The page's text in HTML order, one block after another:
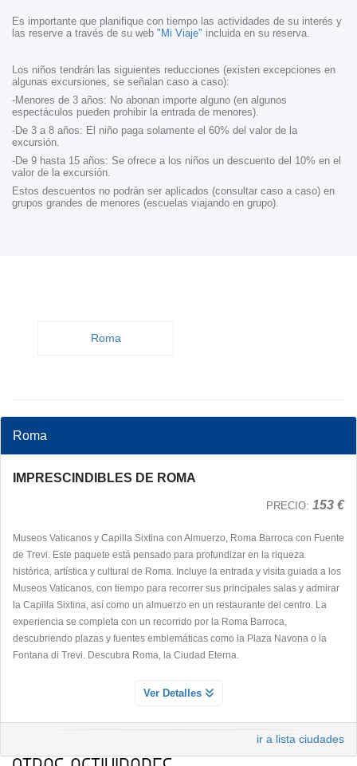
Es importante que planifique con tiempo las actividades de su interés y
las reserve a través de su web "Mi Viaje" incluida en su reserva.
Los niños tendrán las siguientes reducciones (existen excepciones en
algunas excursiones, se señalan caso a caso):
-Menores de 3 años: No abonan importe alguno (en algunos
espectáculos pueden prohibir la entrada de menores).
-De 3 a 8 años: El niño paga solamente el 60% del valor de la
excursión.
-De 9 hasta 15 años: Se ofrece a los niños un descuento del 10% en el
valor de la excursión.
Estos descuentos no podrán ser aplicados (consultar caso a caso) en
grupos grandes de menores (escuelas viajando en grupo).
Roma
Roma
IMPRESCINDIBLES DE ROMA
PRECIO: 153 €
Museos Vaticanos y Capilla Sixtina con Almuerzo, Roma Barroca con Fuente
de Trevi. Este paquete está pensado para profundizar en la riqueza
histórica, artística y cultural de Roma. Incluye la entrada y visita guiada a los
Museos Vaticanos, con tiempo para recorrer sus principales salas y admirar
la Capilla Sixtina, así como un almuerzo en un restaurante del centro. La
experiencia se completa con un recorrido por la Roma Barroca,
descubriendo plazas y fuentes emblemáticas como la Plaza Navona o la
Fontana di Trevi. Descubra Roma, la Ciudad Eterna.
ALMUERZO EN RESTAURANTE CENTRICO DE ROMA
Disfrute de una comida en un restaurante en el centro de la ciudad.
Ver Detalles
ir a lista ciudades